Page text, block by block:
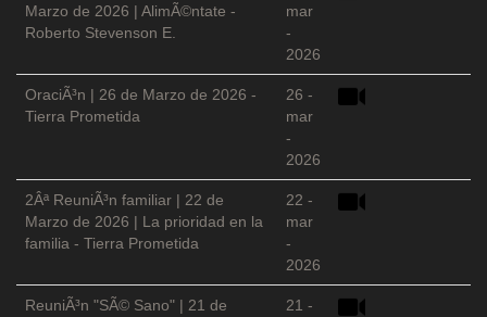
Marzo de 2026 | AlimÃ©ntate -
Roberto Stevenson E.
mar
-
2026
OraciÃ³n | 26 de Marzo de 2026 -
Tierra Prometida
26 -
mar
-
2026
2Âª ReuniÃ³n familiar | 22 de
Marzo de 2026 | La prioridad en la
familia - Tierra Prometida
22 -
mar
-
2026
ReuniÃ³n "SÃ© Sano" | 21 de
21 -